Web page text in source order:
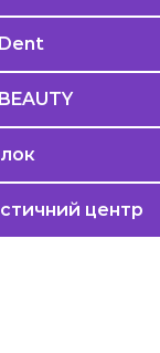
центр